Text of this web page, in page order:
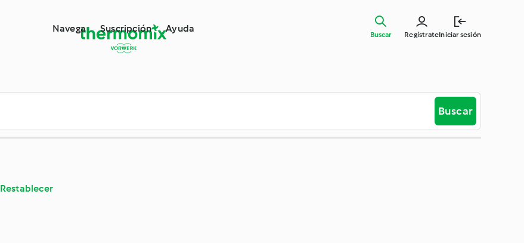
Navega Suscripción Ayuda
RegístrateIniciar sesión
Buscar
Buscar
Restablecer